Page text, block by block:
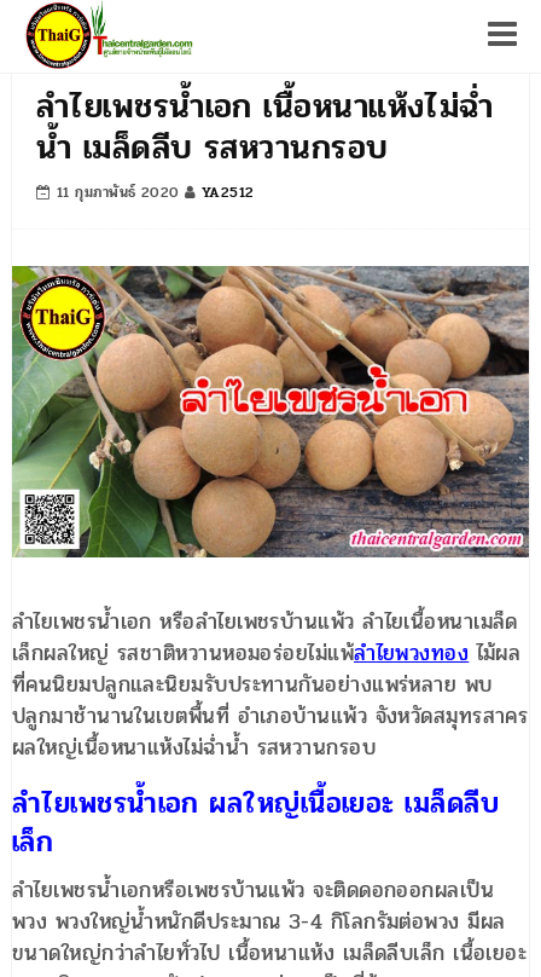
ลำไยเพชรน้ำเอก เนื้อหนาแห้งไม่ฉ่ำ
น้ำ เมล็ดลีบ รสหวานกรอบ
11 กุมภาพันธ์ 2020 YA2512
ลำไยเพชรน้ำเอก หรือลำไยเพชรบ้านแพ้ว ลำไยเนื้อหนาเมล็ด
เล็กผลใหญ่ รสชาติหวานหอมอร่อยไม่แพ้ลำไยพวงทองไม้ผล
ที่คนนิยมปลูกและนิยมรับประทานกันอย่างแพร่หลาย พบ
ปลูกมาช้านานในเขตพื้นที่ อำเภอบ้านแพ้ว จังหวัดสมุทรสาคร
ผลใหญ่เนื้อหนาแห้งไม่ฉ่ำน้ำ รสหวานกรอบ
ลำไยเพชรน้ำเอก ผลใหญ่เนื้อเยอะ เมล็ดลีบ
เล็ก
ลำไยเพชรน้ำเอกหรือเพชรบ้านแพ้ว จะติดดอกออกผลเป็น
พวง พวงใหญ่น้ำหนักดีประมาณ 3-4 กิโลกรัมต่อพวง มีผล
ขนาดใหญ่กว่าลำไยทั่วไป เนื้อหนาแห้ง เมล็ดลีบเล็ก เนื้อเยอะ